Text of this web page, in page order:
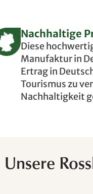
Nachhaltige
Diese
Manufaktur in
Ertrag in
Tourismus zu
Nachhaltigkeit
Unsere